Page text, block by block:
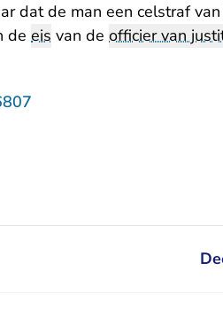
dat de man een celstraf
de eis van de officier van